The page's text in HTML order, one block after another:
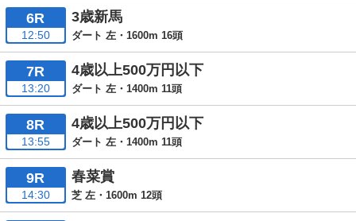
6R
12:50
3歳新馬
ダート 左・1600m 16頭
7R
13:20
4歳以上500万円以下
ダート 左・1400m 11頭
8R
13:55
4歳以上500万円以下
ダート 左・1400m 11頭
9R
14:30
春菜賞
芝 左・1600m 12頭